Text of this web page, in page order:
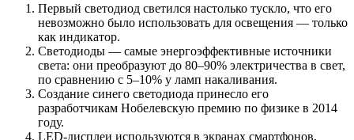
Первый светодиод светился настолько тускло, что его
невозможно было использовать для освещения — только
как индикатор.
Светодиоды — самые энергоэффективные источники
света: они преобразуют до 80–90% электричества в свет,
по сравнению с 5–10% у ламп накаливания.
Создание синего светодиода принесло его
разработчикам Нобелевскую премию по физике в 2014
году.
LED-дисплеи используются в экранах смартфонов,